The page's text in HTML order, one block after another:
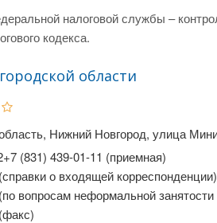
налоговой службы –
кодекса.
области
Нижний Новгород, улица
(831) 439-01-11 (приемная)
о входящей корреспонденции)
вопросам неформальной